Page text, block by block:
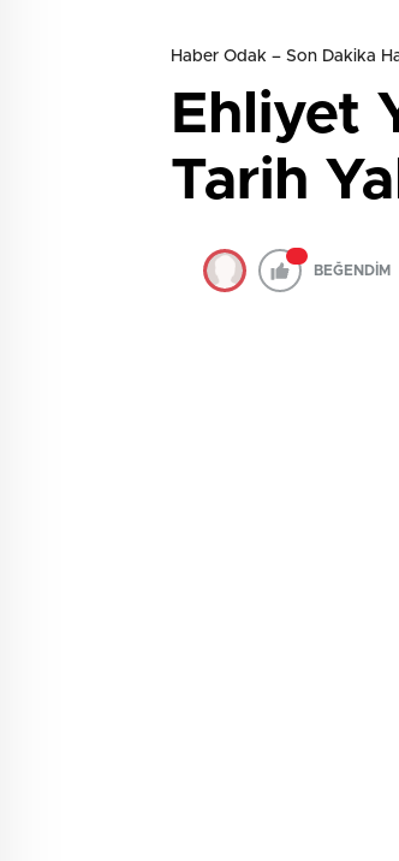
Haber Odak – Son Dakika
Ehliyet
Tarih
BEĞENDİM